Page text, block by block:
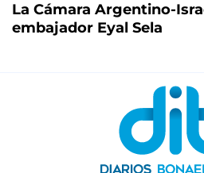
La Cámara Argentino-
embajador Eyal Sela